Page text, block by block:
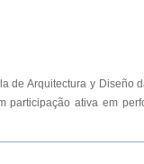
Arquitectura y
ativa em